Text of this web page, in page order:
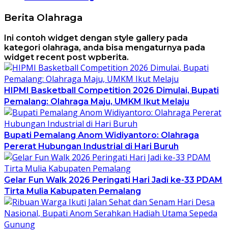
Berita Olahraga
Ini contoh widget dengan style gallery pada
kategori olahraga, anda bisa mengaturnya pada
widget recent post wpberita.
HIPMI Basketball Competition 2026 Dimulai, Bupati
Pemalang: Olahraga Maju, UMKM Ikut Melaju
Bupati Pemalang Anom Widiyantoro: Olahraga
Pererat Hubungan Industrial di Hari Buruh
Gelar Fun Walk 2026 Peringati Hari Jadi ke-33 PDAM
Tirta Mulia Kabupaten Pemalang